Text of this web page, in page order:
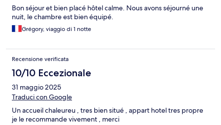
Bon séjour et bien placé hôtel calme. Nous avons séjourné une
nuit, le chambre est bien équipé.
Grégory, viaggio di 1 notte
Recensione verificata
10/10 Eccezionale
31 maggio 2025
Traduci con Google
Un accueil chaleureu , tres bien situé , appart hotel tres propre
je le recommande vivement , merci